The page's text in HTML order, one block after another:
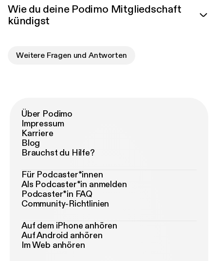
Wie du deine Podimo Mitgliedschaft
kündigst
Weitere Fragen und Antworten
Über Podimo
Impressum
Karriere
Blog
Brauchst du Hilfe?
Für Podcaster*innen
Als Podcaster*in anmelden
Podcaster*in FAQ
Community-Richtlinien
Auf dem iPhone anhören
Auf Android anhören
Im Web anhören